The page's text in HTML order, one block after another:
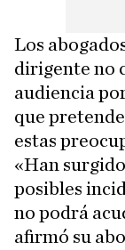
Los
dirigente no
audiencia
que
estas
«Han
posibles
no podrá
afirmó su